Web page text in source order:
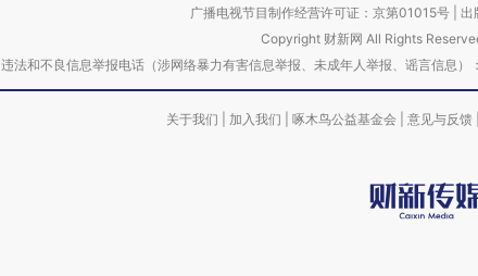
广播电视节目制作经营许可证：京第01015号| 出
Copyright 财新网 All Rights
违法和不良信息举报电话（涉网络暴力有害信息举报、未成年人举报、谣言信
关于我们 加入我们 啄木鸟公益基金会 意见与反馈